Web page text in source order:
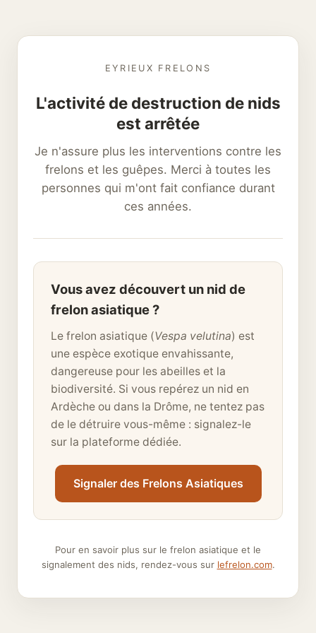
EYRIEUX FRELONS
L'activité de destruction de nids
est arrêtée
Je n'assure plus les interventions contre les
frelons et les guêpes. Merci à toutes les
personnes qui m'ont fait confiance durant
ces années.
Vous avez découvert un nid de
frelon asiatique ?
Le frelon asiatique (Vespa velutina) est
une espèce exotique envahissante,
dangereuse pour les abeilles et la
biodiversité. Si vous repérez un nid en
Ardèche ou dans la Drôme, ne tentez pas
de le détruire vous-même : signalez-le
sur la plateforme dédiée.
Signaler des Frelons Asiatiques
Pour en savoir plus sur le frelon asiatique et le
signalement des nids, rendez-vous sur lefrelon.com.